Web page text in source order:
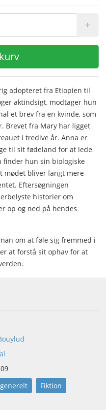
+
adopteret fra Etiopien til
aktindsigt, modtager hun
et brev fra en kvinde, som
Brevet fra Mary har ligget
i tredive år. Anna er
til sit fødeland for at lede
finder hun sin biologiske
mødet bliver langt mere
Eftersøgningen
historier om
op og ned på hendes
om at føle sig fremmed i
at forstå sit ophav for at
Fiktion